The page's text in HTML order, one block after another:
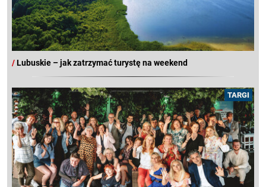
/Lubuskie – jak zatrzymać turystę na weekend
TARGI